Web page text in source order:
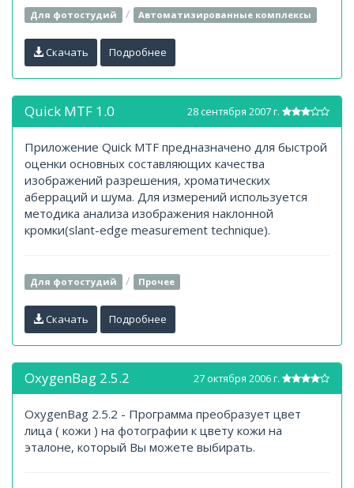
Для фотостудий / Автоматизированные комплексы
Скачать Подробнее
28 сентября 2007 г.
Quick MTF 1.0
Приложение Quick MTF предназначено для быстрой
оценки основных составляющих качества
изображений разрешения, хроматических
аберраций и шума. Для измерений используется
методика анализа изображения наклонной
кромки(slant-edge measurement technique).
Для фотостудий / Прочее
Скачать Подробнее
27 октября 2006 г.
OxygenBag 2.5.2
OxygenBag 2.5.2 - Программа преобразует цвет
лица ( кожи ) на фотографии к цвету кожи на
эталоне, который Вы можете выбирать.